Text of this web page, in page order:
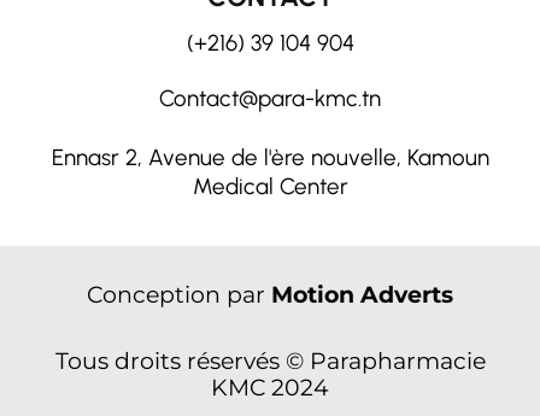
(+216) 39 104 904
Contact@para-kmc.tn
Ennasr 2, Avenue de l'ère nouvelle, Kamoun
Medical Center
Conception par Motion Adverts
Tous droits réservés © Parapharmacie
KMC 2024